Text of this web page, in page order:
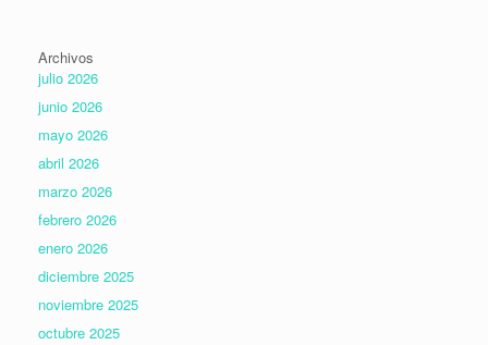
Archivos
julio 2026
junio 2026
mayo 2026
abril 2026
marzo 2026
febrero 2026
enero 2026
diciembre 2025
noviembre 2025
octubre 2025